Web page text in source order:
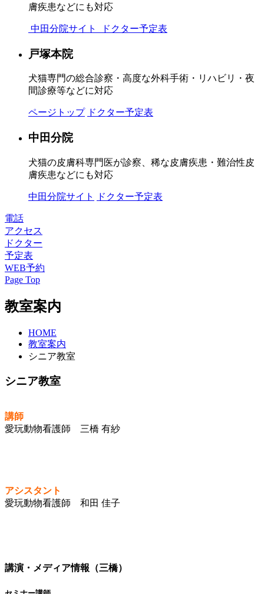
膚疾患などにも対応
中田分院サイト ドクター予定表
戸塚本院
犬猫専門の総合診察・高度な外科手術・リハビリ・夜
間診療等などに対応
ページトップ ドクター予定表
中田分院
犬猫の皮膚科専門医が診察、稀な皮膚疾患・難治性皮
膚疾患などにも対応
中田分院サイト ドクター予定表
電話
アクセス
ドクター
予定表
WEB予約
Page Top
教室案内
HOME
教室案内
シニア教室
シニア教室
講師
愛玩動物看護師 三橋 有紗
アシスタント
愛玩動物看護師 和田 佳子
講演・メディア情報（三橋）